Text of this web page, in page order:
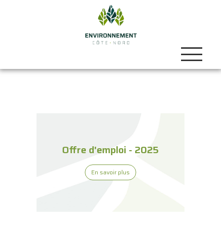
Offre d'emploi - 2025
En savoir plus